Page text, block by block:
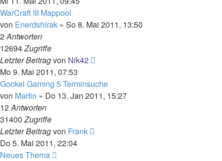
WarCraft III Mappool
von Enerdshirak » So 8. Mai 2011, 13:50
2Antworten
12694Zugriffe
Letzter Beitragvon Nik42
Mo 9. Mai 2011, 07:53
Gockel Gaming 5 Terminsuche
von Martin » Do 13. Jan 2011, 15:27
12Antworten
31400Zugriffe
Letzter Beitragvon Frank
Do 5. Mai 2011, 22:04
Neues Thema